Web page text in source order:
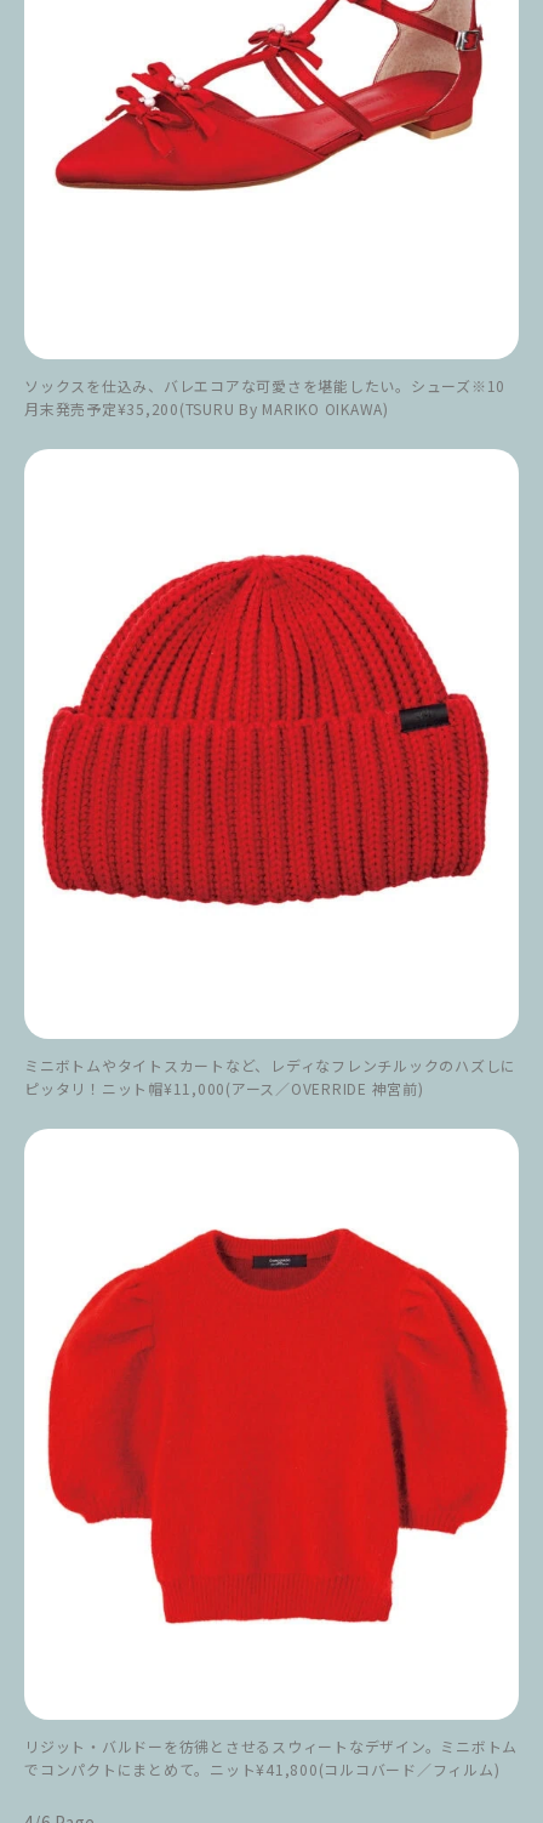
ソックスを仕込み、バレエコアな可愛さを堪能したい。シューズ※10
月末発売予定¥35,200(TSURU By MARIKO OIKAWA)
ミニボトムやタイトスカートなど、レディなフレンチルックのハズしに
ピッタリ！ニット帽¥11,000(アース／OVERRIDE 神宮前)
リジット・バルドーを彷彿とさせるスウィートなデザイン。ミニボトム
でコンパクトにまとめて。ニット¥41,800(コルコバード／フィルム)